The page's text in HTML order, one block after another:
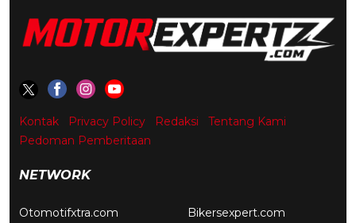
Kontak Privacy Policy Redaksi
Tentang Kami
Pedoman Pemberitaan
NETWORK
Otomotifxtra.com Bikersexpert.com